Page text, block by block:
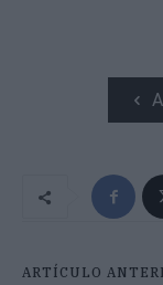
ARTÍCULO